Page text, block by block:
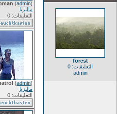
forest
التعليقات: 0
admin
(admin)
ماليزيا
التعليقات: 0
(admin)
ماليزيا
التعليقات: 0